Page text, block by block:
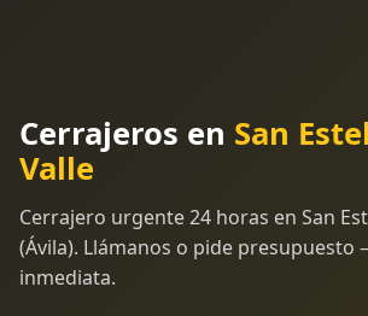
Cerrajeros en San
Valle
Cerrajero urgente 24 horas en San
(Ávila). Llámanos o pide presupuesto
inmediata.